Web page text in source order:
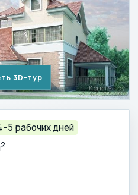
3D-тур
рабочих дней
2